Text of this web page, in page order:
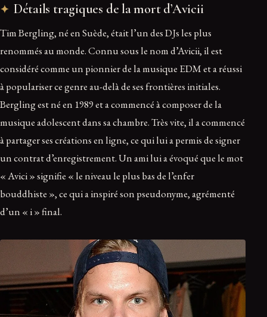
Détails tragiques de la mort d’Avicii
Tim Bergling, né en Suède, était l’un des DJs les plus
renommés au monde. Connu sous le nom d’Avicii, il est
considéré comme un pionnier de la musique EDM et a réussi
à populariser ce genre au-delà de ses frontières initiales.
Bergling est né en 1989 et a commencé à composer de la
musique adolescent dans sa chambre. Très vite, il a commencé
à partager ses créations en ligne, ce qui lui a permis de signer
un contrat d’enregistrement. Un ami lui a évoqué que le mot
« Avici » signifie « le niveau le plus bas de l’enfer
bouddhiste », ce qui a inspiré son pseudonyme, agrémenté
d’un « i » final.